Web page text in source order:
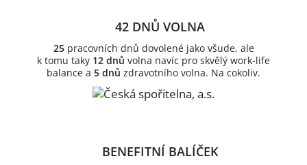
42 DNŮ VOLNA
25pracovních dnů dovolené jako všude, ale
k tomu taky 12 dnů volna navíc pro skvělý work-life
balance a 5 dnů zdravotního volna. Na cokoliv.
BENEFITNÍ BALÍČEK